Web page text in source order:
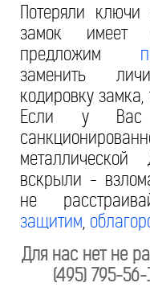
Потеряли
замок имеет
предложим
заменить
кодировку
Если у Вас
вскрыли -
не
защитим,
Для нас нет не
(495) 795-